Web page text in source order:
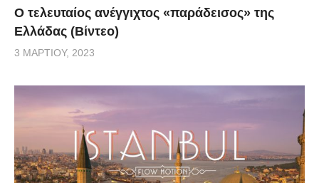
Ο τελευταίος ανέγγιχτος «παράδεισος» της
Ελλάδας (Βίντεο)
3 ΜΑΡΤΊΟΥ, 2023